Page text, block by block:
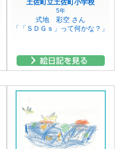
土佐町立土佐町小学校
5年
式地 彩空 さん
「「ＳＤＧｓ」って何かな？」